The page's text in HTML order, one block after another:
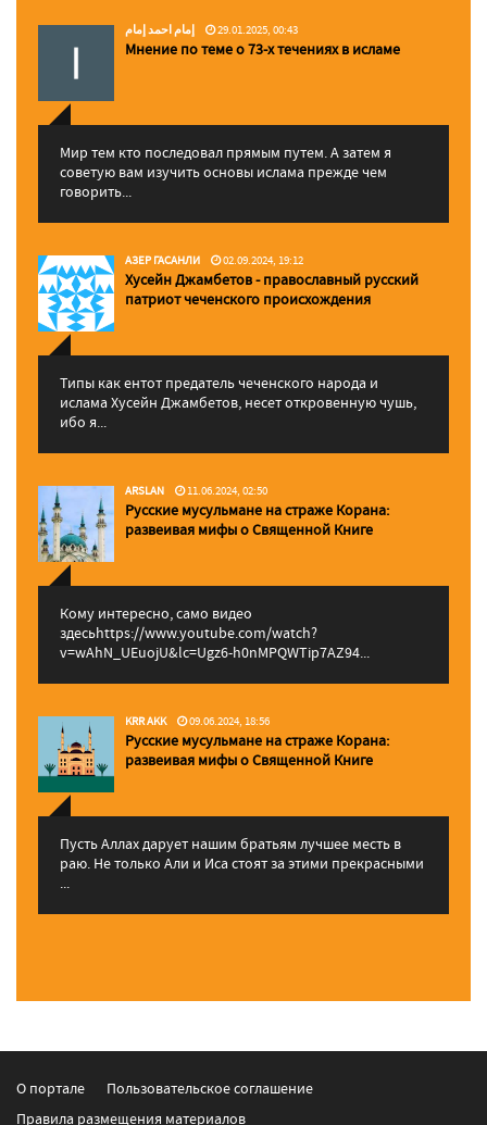
إمام احمد إمام 29.01.2025, 00:43
Мнение по теме о 73-х течениях в исламе
Мир тем кто последовал прямым путем. А затем я
советую вам изучить основы ислама прежде чем
говорить...
АЗЕР ГАСАНЛИ 02.09.2024, 19:12
Хусейн Джамбетов - православный русский
патриот чеченского происхождения
Типы как ентот предатель чеченского народа и
ислама Хусейн Джамбетов, несет откровенную чушь,
ибо я...
ARSLAN 11.06.2024, 02:50
Русские мусульмане на страже Корана:
pазвеивая мифы о Священной Книге
Кому интересно, само видео
здесьhttps://www.youtube.com/watch?
v=wAhN_UEuojU&lc=Ugz6-h0nMPQWTip7AZ94...
KRR AKK 09.06.2024, 18:56
Русские мусульмане на страже Корана:
pазвеивая мифы о Священной Книге
Пусть Аллах дарует нашим братьям лучшее месть в
раю. Не только Али и Иса стоят за этими прекрасными
...
О портале
Пользовательское соглашение
Правила размещения материалов